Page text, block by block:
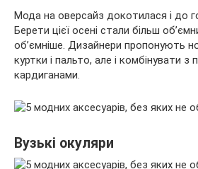
Мода на оверсайз докотилася і до
Берети цієї осені стали більш
об’ємніше. Дизайнери пропонують
куртки і пальто, але і комбінувати з
кардиганами.
Вузькі окуляри